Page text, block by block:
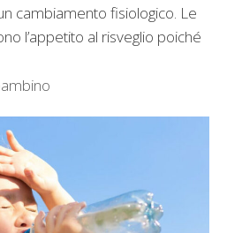
cambiamento fisiologico. Le
l’appetito al risveglio poiché